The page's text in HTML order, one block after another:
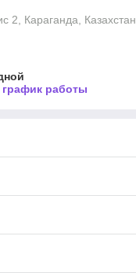
2, Караганда, Казахстан
график работы